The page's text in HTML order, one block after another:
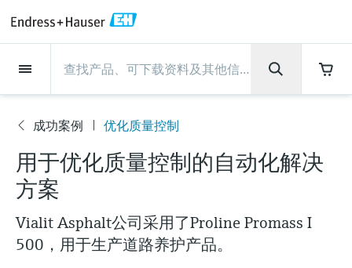
现场仪表
流量
物位测量
液体分析
温度测量
流量
电磁流量计
科里奥利质量流量计
超声波流量计
涡街流量计
物位测量
雷达物位测量
Vibronic point level detection
导波雷达物位测量
超声波物位测量
液体分析
pH电极和变送器
电导率传感器和变送器
浊度传感器和变送器
氯传感器和变送器
温度测量
温度变送器
工业温度计
保护套管
高温型温度计
压力测量
绝压和表压测量
差压测量
选购全部
系统产品
数据管理仪&数据记录仪
过程测控仪
电源和安全栅
WirelessHART解决方案
光学分析
TDLAS和QF分析仪
拉曼光谱分析仪
排放监测解决方案
颗粒测量设备
Netilion IIoT
Netilion Value
Netilion Health
Netilion Analytics
Netilion Library
服务产品
Project and commissioning services
技术支持服务
仪表维护
仪表性能优化服务
Project and commissioning
services
仪表调试服务
Industrial Project Management
Extended warranty
技术支持服务
远程技术支持
远程资产监控
Process Instrumentation Courses
仪表维护
验证服务
现场仪表校准服务
预防性维护服务
Repair of measuring instruments
仪表性能优化服务
校准报告分析
优化校准间隔时间
动态现场仪表评价和分析服务
行业应用
食品与饮料
水务和环境：保护 —— 节约 —— 提高
石油与天然气：促进能源转型，实
现净零目标
支持
快速获取服务支持！
技术支持中心 —— Endress+Hauser提供全方
位服务，与您相伴前行
搜索和下载技术手册, 宣传资料, 出版物, 软
件更新, 视频, 证书等各类文件!
公司
Endress+Hauser集团
生产中心
集团实力
客户案例
Endress+Hauser集团
公司概况
Endress+Hauser在中国
恩德斯豪斯科技中国
财务业绩
生产中心
物位和压力测量
Endress+Hauser流量
Endress+Hauser 液体分析
温度+系统产品
集团实力
过程安全性
网络安全性
过程自动化项目流程
My Endress+Hauser
新闻与案例
新闻与案例总览
所有文章
新闻稿
事实速览
活动和培训
培训
研讨会
展览会
在线研讨会和回放
您的Endress+Hauser职业生
涯
Explore open positions
在Endress+Hauser工作
更多工作机会
司
成功案例 优化质量控制
用于优化质量控制的自动化解决
方案
Vialit Asphalt公司采用了Proline Promass I
500，用于生产道路养护产品。